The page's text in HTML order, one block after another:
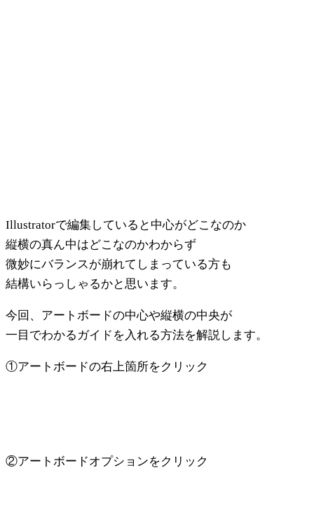
Illustratorで編集していると中心がどこなのか
縦横の真ん中はどこなのかわからず
微妙にバランスが崩れてしまっている方も
結構いらっしゃるかと思います。
今回、アートボードの中心や縦横の中央が
一目でわかるガイドを入れる方法を解説します。
①アートボードの右上箇所をクリック
②アートボードオプションをクリック